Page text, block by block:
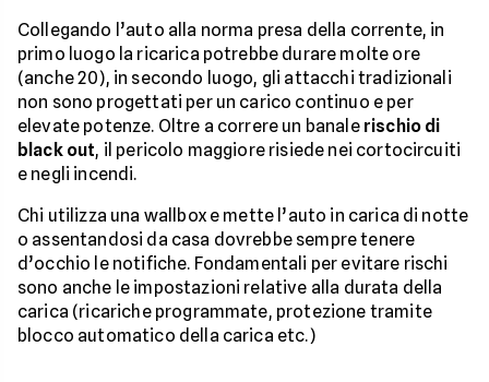
Collegando l’auto alla norma presa della corrente, in
primo luogo la ricarica potrebbe durare molte ore
(anche 20), in secondo luogo, gli attacchi tradizionali
non sono progettati per un carico continuo e per
elevate potenze. Oltre a correre un banale rischio di
black out, il pericolo maggiore risiede nei cortocircuiti
e negli incendi.
Chi utilizza una wallbox e mette l’auto in carica di notte
o assentandosi da casa dovrebbe sempre tenere
d’occhio le notifiche. Fondamentali per evitare rischi
sono anche le impostazioni relative alla durata della
carica (ricariche programmate, protezione tramite
blocco automatico della carica etc.)